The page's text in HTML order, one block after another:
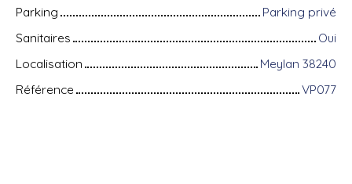
Parking
Parking privé
Sanitaires
Oui
Localisation
Meylan 38240
Référence
VP077